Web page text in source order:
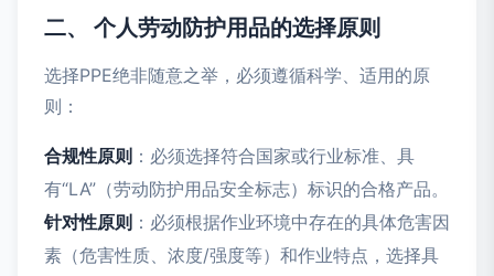
二、 个人劳动防护用品的选择原则
选择PPE绝非随意之举，必须遵循科学、适用的原
则：
合规性原则 ：必须选择符合国家或行业标准、具
有“LA”（劳动防护用品安全标志）标识的合格产品。
针对性原则 ：必须根据作业环境中存在的具体危害因
素（危害性质、浓度/强度等）和作业特点，选择具